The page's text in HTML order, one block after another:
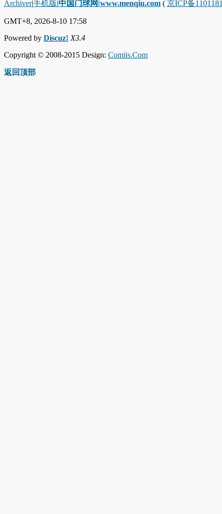
Archiver|手机版|中国门球网|www.menqiu.com ( 京ICP备
GMT+8, 2026-8-10 17:58
Powered by Discuz! X3.4
Copyright © 2008-2015 Design: Comiis.Com
返回顶部